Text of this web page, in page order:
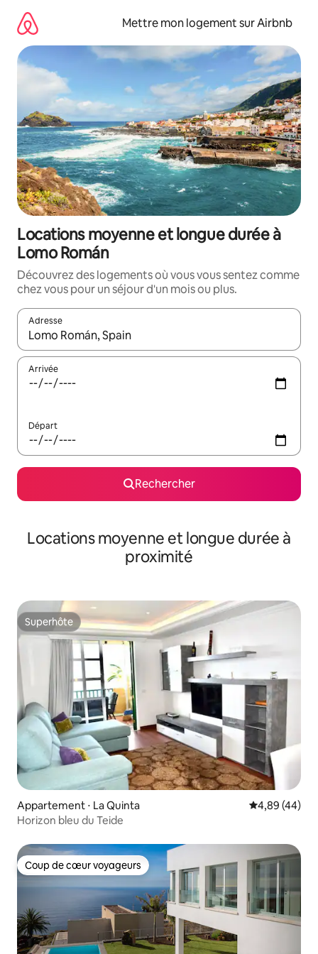
directement
contenu
Mettre mon logement sur Airbnb
Locations moyenne et longue durée à
Lomo Román
Découvrez des logements où vous vous sentez comme
chez vous pour un séjour d'un mois ou plus.
Adresse
Lorsque les résultats s'affichent, utilisez les flèches vers le
Arrivée
Départ
Rechercher
Locations moyenne et longue durée à
proximité
Superhôte
Superhôte
Appartement ⋅ La Quinta Évaluation
4,89 (44)
Horizon bleu du Teide
Coup de cœur voyageurs
Coup de cœur voyageurs